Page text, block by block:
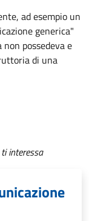
ad esempio un
generica"
possedeva e
di una
interessa